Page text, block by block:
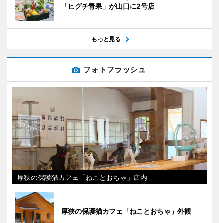
「ヒグチ青果」が山口に2号店
もっと見る
フォトフラッシュ
厚狭の保護猫カフェ「ねことおちゃ」店内
厚狭の保護猫カフェ「ねことおちゃ」外観